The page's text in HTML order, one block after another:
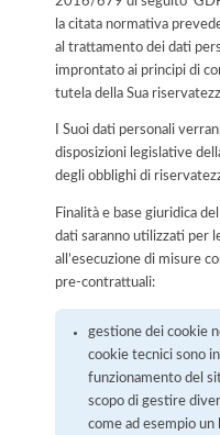
la citata normativa
al trattamento dei dati
improntato ai principi di
tutela della Sua
I Suoi dati personali
disposizioni legislative
degli obblighi di
Finalità e base giuridica
dati saranno utilizzati per
all’esecuzione di misure
pre-contrattuali:
gestione dei cookie
cookie tecnici sono
funzionamento del
scopo di gestire
come ad esempio un